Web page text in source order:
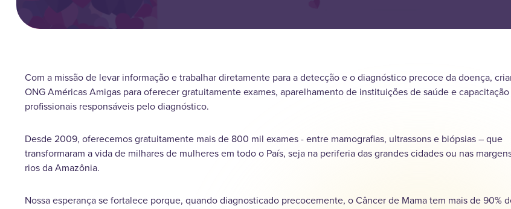
Com a missão de levar informação e trabalhar diretamente para a detecção e o diagnóstico precoce da doença,
ONG Américas Amigas para oferecer gratuitamente exames, aparelhamento de instituições de saúde e
profissionais responsáveis pelo diagnóstico.
Desde 2009, oferecemos gratuitamente mais de 800 mil exames - entre mamografias, ultrassons e biópsias – que
transformaram a vida de milhares de mulheres em todo o País, seja na periferia das grandes cidades ou nas
rios da Amazônia.
Nossa esperança se fortalece porque, quando diagnosticado precocemente, o Câncer de Mama tem mais de 90%